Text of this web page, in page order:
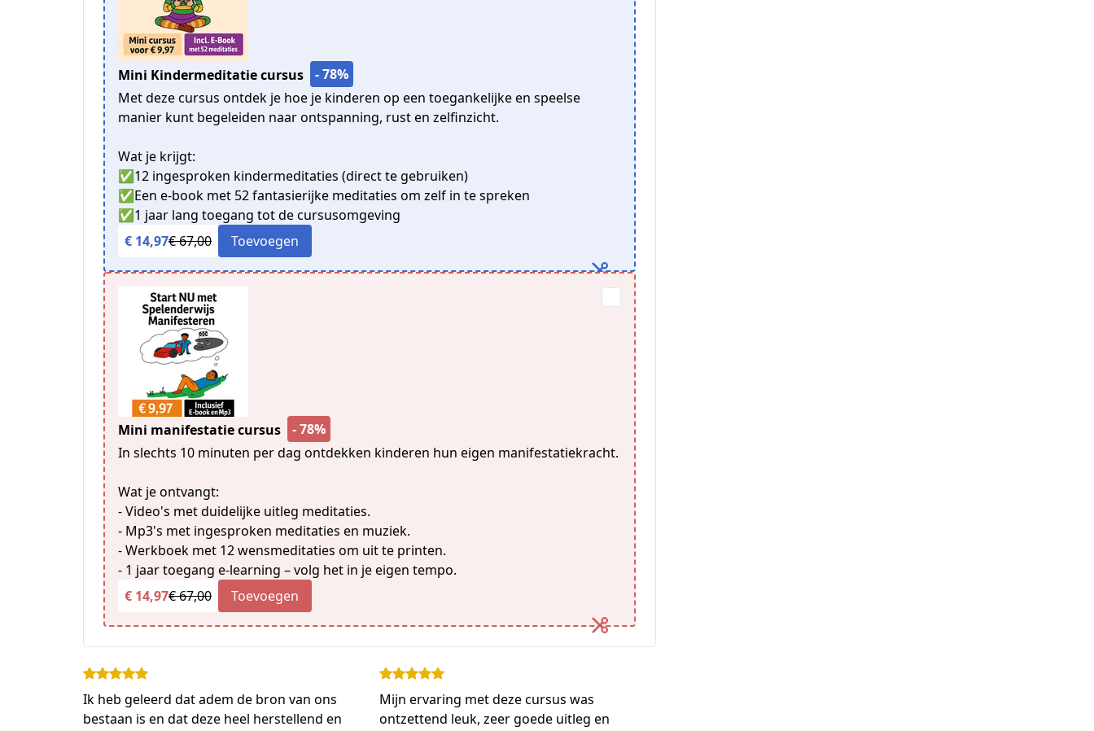
Mini Kindermeditatie cursus
- 78%
Met deze cursus ontdek je hoe je kinderen op een toegankelijke en speelse
manier kunt begeleiden naar ontspanning, rust en zelfinzicht.
Wat je krijgt:
✅12 ingesproken kindermeditaties (direct te gebruiken)
✅Een e-book met 52 fantasierijke meditaties om zelf in te spreken
✅1 jaar lang toegang tot de cursusomgeving
€ 14,97€ 67,00 Toevoegen
Mini manifestatie cursus
- 78%
In slechts 10 minuten per dag ontdekken kinderen hun eigen manifestatiekracht.
Wat je ontvangt:
- Video's met duidelijke uitleg meditaties.
- Mp3's met ingesproken meditaties en muziek.
- Werkboek met 12 wensmeditaties om uit te printen.
- 1 jaar toegang e-learning – volg het in je eigen tempo.
€ 14,97€ 67,00 Toevoegen
Ik heb geleerd dat adem de bron van ons
bestaan is en dat deze heel herstellend en
Mijn ervaring met deze cursus was
ontzettend leuk, zeer goede uitleg en